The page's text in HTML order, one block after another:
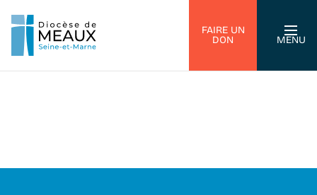
FAIRE UN
DON
MENU